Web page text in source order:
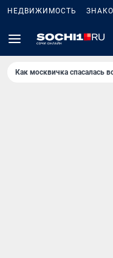
НЕДВИЖИМОСТЬ
Как москвичка спасалась